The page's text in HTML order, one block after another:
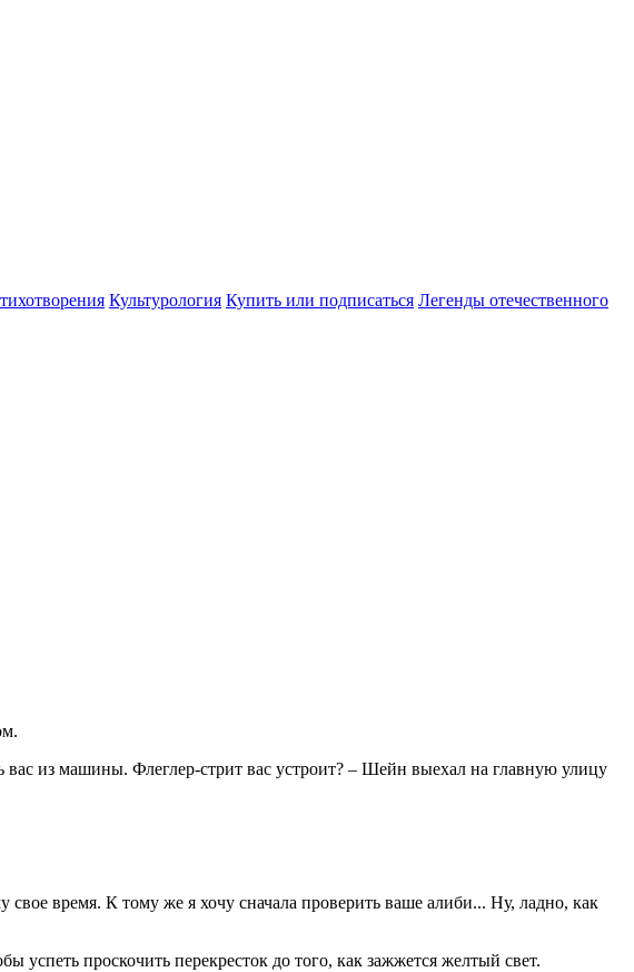
Культурология Купить или подписаться Легенды отечественного
из машины. Флеглер-стрит вас устроит? – Шейн выехал на главную улицу
время. К тому же я хочу сначала проверить ваше алиби... Ну, ладно, как
проскочить перекресток до того, как зажжется желтый свет.